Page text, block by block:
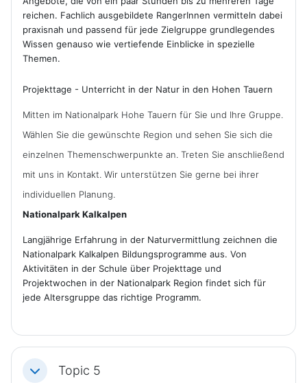
reichen. Fachlich ausgebildete RangerInnen vermitteln dabei
praxisnah und passend für jede Zielgruppe grundlegendes
Wissen genauso wie vertiefende Einblicke in spezielle
Themen.
Projekttage - Unterricht in der Natur in den Hohen Tauern
Mitten im Nationalpark Hohe Tauern für Sie und Ihre Gruppe.
Wählen Sie die gewünschte Region und sehen Sie sich die
einzelnen Themenschwerpunkte an. Treten Sie anschließend
mit uns in Kontakt. Wir unterstützen Sie gerne bei ihrer
individuellen Planung.
Nationalpark Kalkalpen
Langjährige Erfahrung in der Naturvermittlung zeichnen die
Nationalpark Kalkalpen Bildungsprogramme aus. Von
Aktivitäten in der Schule über Projekttage und
Projektwochen in der Nationalpark Region findet sich für
jede Altersgruppe das richtige Programm.
Einklappen
Topic 5